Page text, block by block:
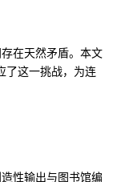
在天然矛盾。本文
了这一挑战，为连
性输出与图书馆编